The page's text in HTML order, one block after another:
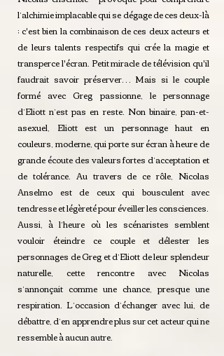
l’alchimie implacable qui se dégage de ces deux-là
; c'est bien la combinaison de ces deux acteurs et
de leurs talents respectifs qui crée la magie et
transperce l'écran. Petit miracle de télévision qu'il
faudrait savoir préserver… Mais si le couple
formé avec Greg passionne, le personnage
d’Eliott n’est pas en reste. Non binaire, pan-et-
asexuel, Eliott est un personnage haut en
couleurs, moderne, qui porte sur écran à heure de
grande écoute des valeurs fortes d’acceptation et
de tolérance. Au travers de ce rôle, Nicolas
Anselmo est de ceux qui bousculent avec
tendresse et légèreté pour éveiller les consciences.
Aussi, à l’heure où les scénaristes semblent
vouloir éteindre ce couple et délester les
personnages de Greg et d’Eliott de leur splendeur
naturelle, cette rencontre avec Nicolas
s’annonçait comme une chance, presque une
respiration. L’occasion d’échanger avec lui, de
débattre, d’en apprendre plus sur cet acteur qui ne
ressemble à aucun autre.